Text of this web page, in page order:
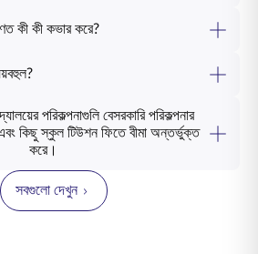
কী কী কভার করে?
পরিকল্পনাগুলি বেসরকারি পরিকল্পনার
কিছু স্কুল টিউশন ফিতে বীমা অন্তর্ভুক্ত
করে।
সবগুলো দেখুন